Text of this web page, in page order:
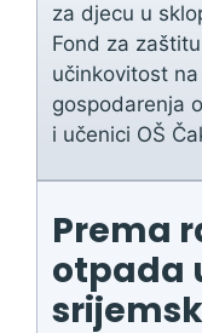
za djecu u
Fond za
učinkovitost
gospodarenja
i učenici OŠ
Prema
otpada